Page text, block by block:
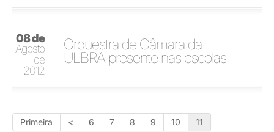
08 de
Agosto
de
2012
Orquestra de Câmara da
ULBRA presente nas escolas
Primeira < 6 7 8 9 10 11